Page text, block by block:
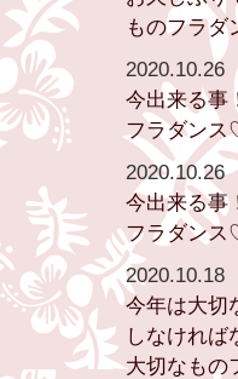
ものフラダ
2020.10.26
今出来る
フラダン
2020.10.26
今出来る
フラダン
2020.10.18
今年は大切
しなけれ
大切なもの